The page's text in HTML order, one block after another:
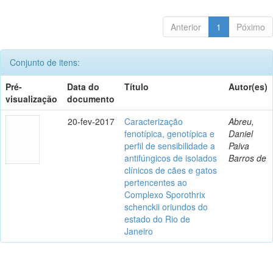
Anterior 1 Póximo
Conjunto de itens:
Pré-
visualização
Data do
documento
Título Autor(es)
20-fev-2017
Caracterização
fenotípica, genotípica e
perfil de sensibilidade a
antifúngicos de isolados
clínicos de cães e gatos
pertencentes ao
Complexo Sporothrix
schenckii oriundos do
estado do Rio de
Janeiro
Abreu,
Daniel
Paiva
Barros de